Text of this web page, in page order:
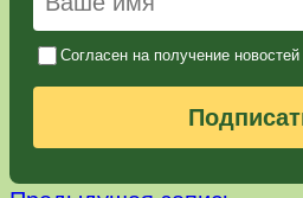
Согласен на получение новостей